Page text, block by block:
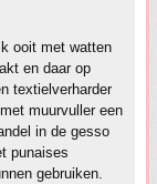
ooit met watten
en daar op
textielverharder
muurvuller een
in de gesso
punaises
gebruiken.